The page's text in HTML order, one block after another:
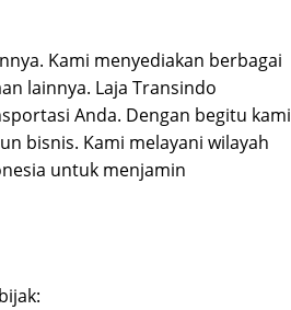
Kami menyediakan berbagai
lainnya. Laja Transindo
Anda. Dengan begitu kami
bisnis. Kami melayani wilayah
untuk menjamin